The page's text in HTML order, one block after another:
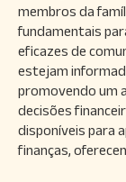
membros da
fundamentais
eficazes de
estejam
promovendo um
decisões
disponíveis para
finanças,